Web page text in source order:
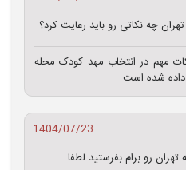
چه نکاتی رو باید رعایت کرد؟
در انتخاب مهد کودک محله
شده است.
1404/07/23
رو برام بفرستید لطفا